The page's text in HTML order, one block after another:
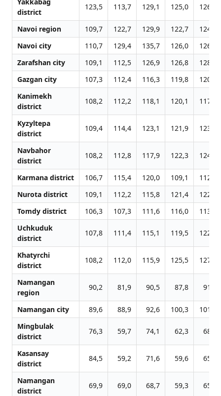
district
123,5 113,7 129,1 125,0 126,9
Navoi region 109,7 122,7 129,9 122,7
124,4
Navoi city
110,7 129,4 135,7 126,0
126,2
Zarafshan city
109,1 112,5 126,9 126,8
128,5
Gazgan city
107,3 112,4 116,3 119,8
120,6
Kanimekh
district
108,2 112,2 118,1 120,1 117,6
Kyzyltepa
district
109,4 114,4 123,1 121,9 123,5
Navbahor
district
108,2 112,8 117,9 122,3 124,9
Karmana district 106,7 115,4 120,0 109,1
112,7
Nurota district
109,1 112,2 115,8 121,4
122,3
Tomdy district
106,3 107,3 111,6 116,0
113,9
Uchkuduk
district
107,8 111,4 115,1 119,5 122,1
Khatyrchi
district
108,2 112,0 115,9 125,5 127,2
Namangan
region
90,2 81,9 90,5 87,8 91,7
Namangan city 89,6 88,9 92,6 100,3
101,2
Mingbulak
district
76,3 59,7 74,1 62,3 68,8
Kasansay
district
84,5 59,2 71,6 59,6 65,9
Namangan
district
69,9 69,0 68,7 59,3 65,4